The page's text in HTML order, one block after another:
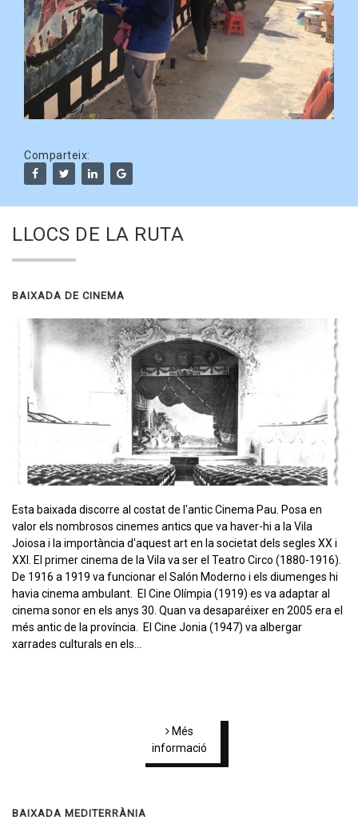
Comparteix:
LLOCS DE LA RUTA
BAIXADA DE CINEMA
Esta baixada discorre al costat de l'antic Cinema Pau. Posa en
valor els nombrosos cinemes antics que va haver-hi a la Vila
Joiosa i la importància d'aquest art en la societat dels segles XX i
XXI. El primer cinema de la Vila va ser el Teatro Circo (1880-1916).
De 1916 a 1919 va funcionar el Salón Moderno i els diumenges hi
havia cinema ambulant. El Cine Olímpia (1919) es va adaptar al
cinema sonor en els anys 30. Quan va desaparéixer en 2005 era el
més antic de la província. El Cine Jonia (1947) va albergar
xarrades culturals en els…
Més
informació
BAIXADA MEDITERRÀNIA